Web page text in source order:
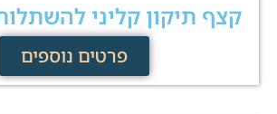
קצף תיקון קליני להשתלות 500
פרטים נוספים